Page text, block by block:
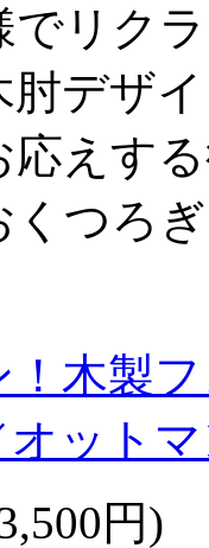
でリク
肘デザ
応えす
くつろ
木製
オット
円)